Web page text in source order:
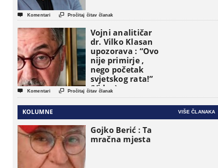
 Komentari  Pročitaj čitav članak
Vojni analitičar
dr. Vilko Klasan
upozorava : “Ovo
nije primirje ,
nego početak
svjetskog rata!”
(Video)
 Komentari  Pročitaj čitav članak
KOLUMNE VIŠE ČLANAKA
Gojko Berić : Ta
mračna mjesta